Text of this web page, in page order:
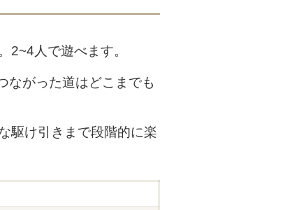
2~4人で遊べます。
ながった道はどこまでも
駆け引きまで段階的に楽